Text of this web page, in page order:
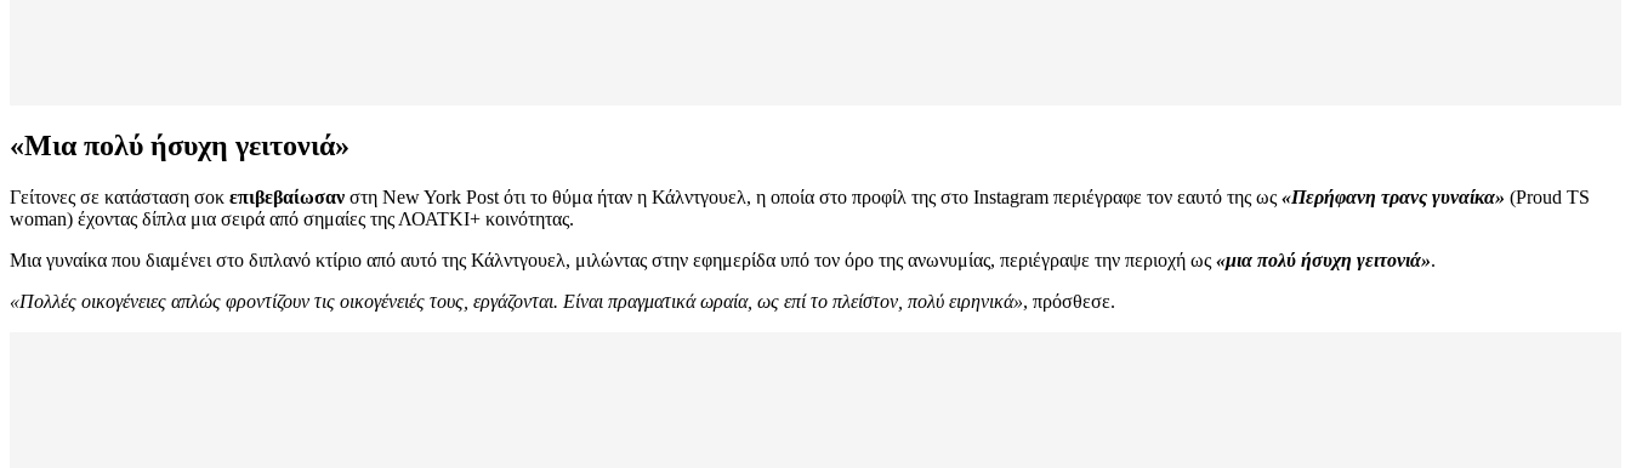
«Μια πολύ ήσυχη γειτονιά»
Γείτονες σε κατάσταση σοκ επιβεβαίωσαν στη New York Post ότι το θύμα ήταν η Κάλντγουελ, η οποία στο προφίλ της στο Instagram περιέγραφε τον εαυτό της ως «Περήφανη τρανς γυναίκα» (Proud TS
woman) έχοντας δίπλα μια σειρά από σημαίες της ΛΟΑΤΚΙ+ κοινότητας.
Μια γυναίκα που διαμένει στο διπλανό κτίριο από αυτό της Κάλντγουελ, μιλώντας στην εφημερίδα υπό τον όρο της ανωνυμίας, περιέγραψε την περιοχή ως «μια πολύ ήσυχη γειτονιά».
«Πολλές οικογένειες απλώς φροντίζουν τις οικογένειές τους, εργάζονται. Είναι πραγματικά ωραία, ως επί το πλείστον, πολύ ειρηνικά», πρόσθεσε.